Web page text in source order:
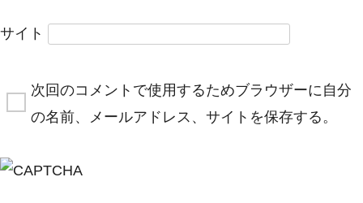
サイト
次回のコメントで使用するためブラウザーに自分
の名前、メールアドレス、サイトを保存する。